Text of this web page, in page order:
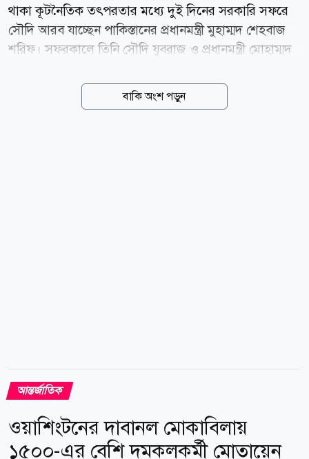
থাকা কূটনৈতিক তৎপরতার মধ্যে দুই দিনের সরকারি সফরে
সৌদি আরব যাচ্ছেন পাকিস্তানের প্রধানমন্ত্রী মুহাম্মদ শেহবাজ
শরিফ। সফরকালে তিনি সৌদি যুবরাজ ও প্রধানমন্ত্রী মোহাম্মদ
প্রধানমন্ত্রীর কার্যালয় জানিয়েছে, বৈঠকে পাকিস্তান-সৌদি
আরবের দ্বিপক্ষীয় সম্পর্ক আরও জোরদারের উপায় নিয়ে
বাকি অংশ পড়ুন
আন্তর্জাতিক
ওয়াশিংটনের দাবানল মোকাবিলায়
১৫০০-এর বেশি দমকলকর্মী মোতায়েন